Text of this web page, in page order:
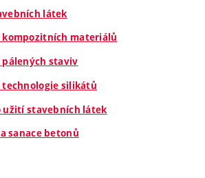
látek
kompozitních materiálů
pálených staviv
technologie silikátů
užití stavebních látek
sanace betonů